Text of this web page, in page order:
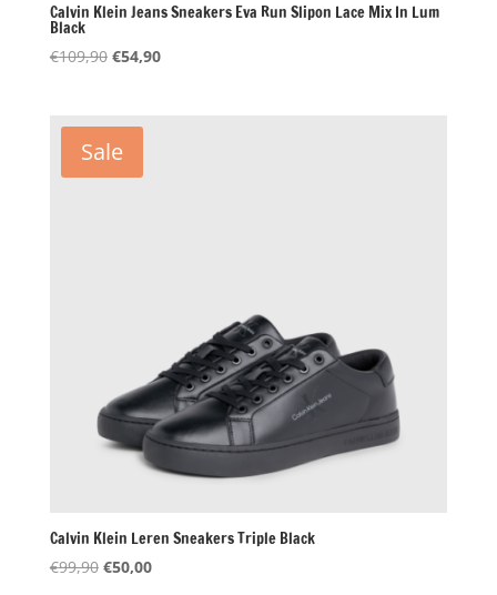
Calvin Klein Jeans Sneakers Eva Run Slipon Lace Mix In Lum
Black
€109,90 Oorspronkelijke
€109,90.
€54,90Huidige
Sale
Calvin Klein Leren Sneakers Triple Black
€99,90 Oorspronkelijke
€50,00Huidige